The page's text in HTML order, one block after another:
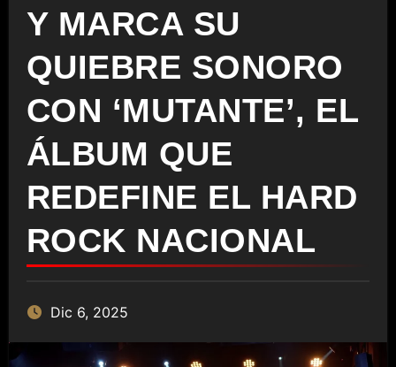
Y MARCA SU
QUIEBRE SONORO
CON ‘MUTANTE’, EL
ÁLBUM QUE
REDEFINE EL HARD
ROCK NACIONAL
Dic 6, 2025